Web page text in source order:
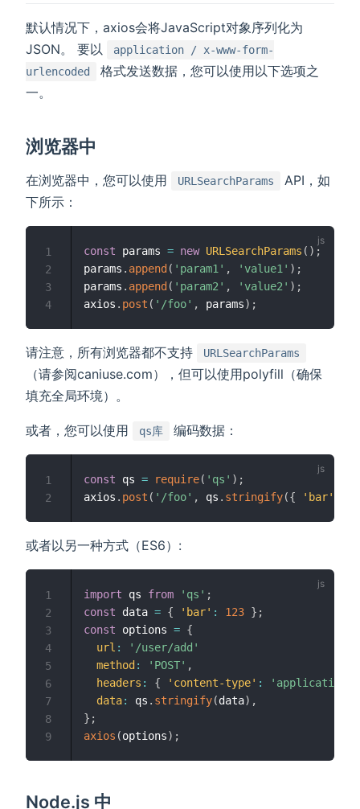
默认情况下，axios会将JavaScript对象序列化为
JSON。 要以
application / x-www-form-
urlencoded
格式发送数据，您可以使用以下选项之
一。
浏览器中
在浏览器中，您可以使用 URLSearchParams
API，如
下所示：
const params = new URLSearchParams ( ) ;
params . append ( 'param1' , 'value1' ) ;
params . append ( 'param2' , 'value2' ) ;
axios . post ( '/foo' , params) ;
1
2
3
4
请注意，所有浏览器都不支持 URLSearchParams
（请参阅caniuse.com），但可以使用polyfill（确保
填充全局环境）。
或者，您可以使用 qs库 编码数据：
const qs = require( 'qs' ) ;
axios . post ( '/foo' , qs . stringify({ 'bar'
1
2
或者以另一种方式（ES6）:
import qs from 'qs' ;
const data = { 'bar' : 123 } ;
const options = {
url :
'/user/add'
method : 'POST' ,
headers : { 'content-type' :
'application/
data: qs . stringify(data) ,
} ;
axios (options) ;
1
2
3
4
5
6
7
8
9
Node.js 中